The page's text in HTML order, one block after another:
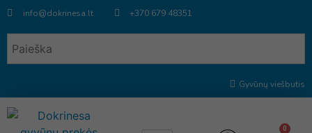
info@dokrinesa.lt +370 679 48351
Gyvūnų viešbutis
0